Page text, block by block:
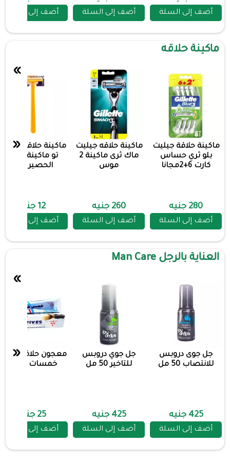
أضف إلى السلة أضف إلى السلة أضف إلى السلة
ماكينة حلاقه
ماكينة حلاقة جيليت
بلو ثري حساس
كارت 6+2مجانا
280 جنيه
أضف إلى السلة
ماكينة حلاقه جيليت
ماك ثرى ماكينة 2
موس
260 جنيه
أضف إلى السلة
ماكينة حلاقه
تو ماكينة حلاقة
الحصير 48ق
12 جنيه
أضف إلى السلة
»
«
العناية بالرجل Man Care
جل جوى دروبس
للانتصاب 50 مل
425 جنيه
أضف إلى السلة
جل جوي دروبس
للتاخير 50 مل
425 جنيه
أضف إلى السلة
معجون حلاقة
خمسات 50جم
25 جنيه
أضف إلى السلة
»
«